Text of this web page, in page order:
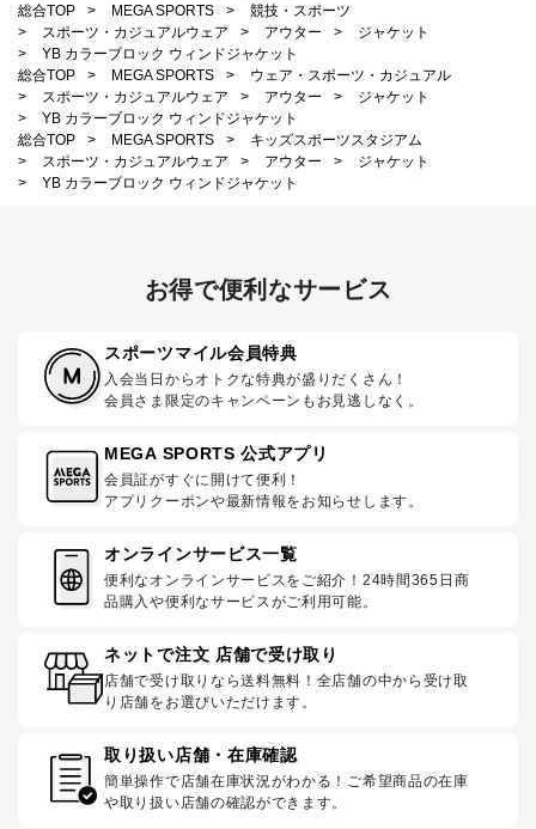
総合TOP
> MEGA SPORTS >
競技・スポーツ
>
スポーツ・カジュアルウェア > アウター >
ジャケット
>
YB カラーブロック ウィンドジャケット
総合TOP
> MEGA SPORTS >
ウェア・スポーツ・カジュアル
>
スポーツ・カジュアルウェア > アウター >
ジャケット
>
YB カラーブロック ウィンドジャケット
総合TOP
> MEGA SPORTS >
キッズスポーツスタジアム
>
スポーツ・カジュアルウェア > アウター >
ジャケット
>
YB カラーブロック ウィンドジャケット
お得で便利なサービス
スポーツマイル会員特典
入会当日からオトクな特典が盛りだくさん！
会員さま限定のキャンペーンもお見逃しなく。
MEGA SPORTS 公式アプリ
会員証がすぐに開けて便利！
アプリクーポンや最新情報をお知らせします。
オンラインサービス一覧
便利なオンラインサービスをご紹介！24時間365日商
品購入や便利なサービスがご利用可能。
ネットで注文 店舗で受け取り
店舗で受け取りなら送料無料！全店舗の中から受け取
り店舗をお選びいただけます。
取り扱い店舗・在庫確認
簡単操作で店舗在庫状況がわかる！ご希望商品の在庫
や取り扱い店舗の確認ができます。